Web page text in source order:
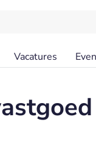
Vacatures